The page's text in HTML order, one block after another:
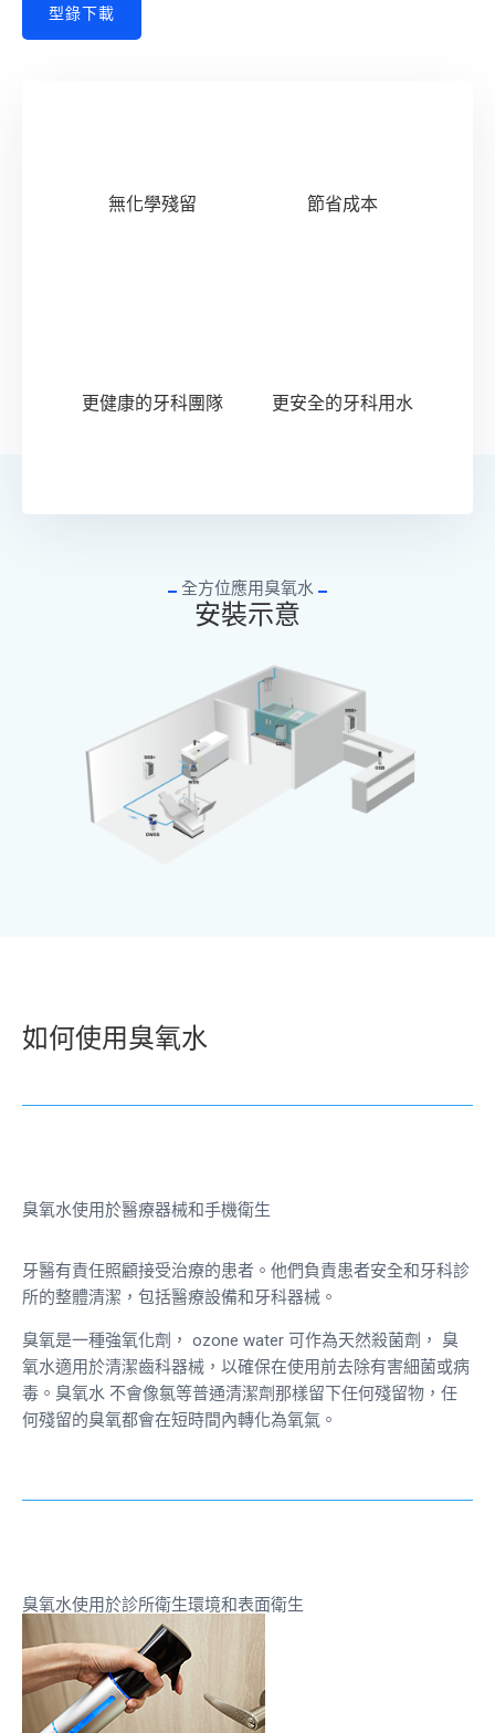
型錄下載
無化學殘留 節省成本
更健康的牙科團隊 更安全的牙科用水
全方位應用臭氧水
安裝示意
如何使用臭氧水
臭氧水使用於醫療器械和手機衛生
牙醫有責任照顧接受治療的患者。他們負責患者安全和牙科診
所的整體清潔，包括醫療設備和牙科器械。
臭氧是一種強氧化劑， ozone water 可作為天然殺菌劑， 臭
氧水適用於清潔齒科器械，以確保在使用前去除有害細菌或病
毒。臭氧水 不會像氯等普通清潔劑那樣留下任何殘留物，任
何殘留的臭氧都會在短時間內轉化為氧氣。
臭氧水使用於診所衛生環境和表面衛生